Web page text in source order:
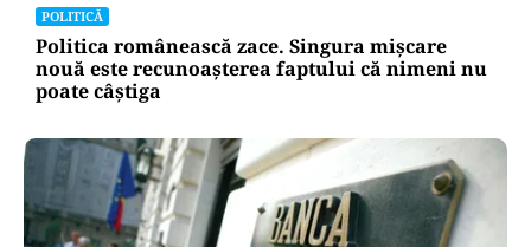
POLITICĂ
Politica românească zace. Singura mișcare
nouă este recunoașterea faptului că nimeni nu
poate câștiga